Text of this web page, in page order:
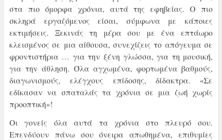
στα πιο όμορφα χρόνια, αυτά της εφηβείας. Ο πιο
σκληρά εργαζόμενος είσαι, σύμφωνα με κάποιες
εκτιμήσεις. Ξεκινάς τη μέρα σου με ένα επτάωρο
κλεισμένος σε μια αίθουσα, συνεχίζεις το απόγευμα σε
φροντιστήρια … για την ξένη γλώσσα, για τη μουσική,
για την άθληση. Όλα αγχωμένα, φορτωμένα βαθμούς,
διαγωνισμούς, ελέγχους επίδοσης, δίδακτρα. «Σε
εδίκασαν να σπαταλάς τα χρόνια σε μια ζωή χωρίς
προοπτική»!
Οι γονείς όλα αυτά τα χρόνια στο πλευρό σου.
Επενδύουν πάνω σου όνειρα απωθημένα, επιθυμίες